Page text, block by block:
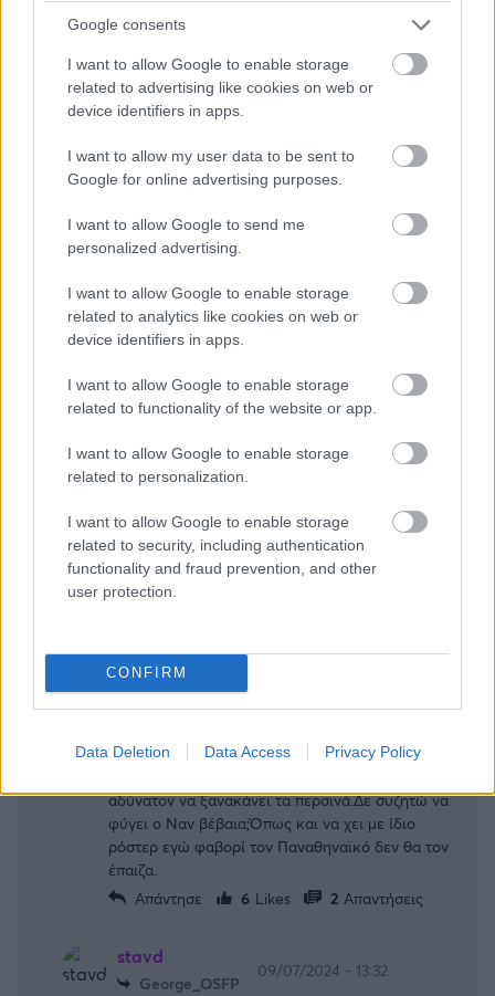
Google consents
I want to allow Google to enable storage
related to advertising like cookies on web or
device identifiers in apps.
I want to allow my user data to be sent to
Google for online advertising purposes.
I want to allow Google to send me
personalized advertising.
I want to allow Google to enable storage
related to analytics like cookies on web or
device identifiers in apps.
I want to allow Google to enable storage
related to functionality of the website or app.
I want to allow Google to enable storage
related to personalization.
I want to allow Google to enable storage
related to security, including authentication
functionality and fraud prevention, and other
user protection.
CONFIRM
Data Deletion Data Access Privacy Policy
μικρή διαφορά από τη Ρεάλ. Βέβαια εμείς τη
δουλίτσα μας, ταπεινά προχωράμε και πάμε για
άλλη μια μαγική χρονιά!
Απάντησε
12
George_OSFP
08/07/2024 - 18:57
Ο Παναθηναϊκός θα κάνει λάθος αν νομίζει πως
χωρίς συμαντικη ενίσχυση θα κάνει ότι έκανε
κατορθώματα του λέω ότι τη περασμένη σεζόν
πολλές συγκυρίες ήταν με το μέρος του.Στη
κανονική περίοδο της ευρωλιγκασ Βγήκατε
ακόμα θα είσαστε 5.Στα παιχνίδια με τη Μακάμπι
τραυματίστηκε στο πρώτο παιχνίδι ο καλύτερος
Παναθηναϊκό.π.χ.Και παρόλα αυτά είδες πως
κρίθηκε η σειρά.Στο final for στον ημιτελικό
και στον τελικό ένα ματς είναι.Ολα μπορούν να
συμβούν.Και ο Ολυμπιακός έχει κάνει θαύματα
παλιότερα σε τελικούς.Στους τελικούς στην
Ελλάδα ο Ολυμπιακός πρέπει να αφήσει 1 ψιλό
Ράις.Και έτσι ο Ολυμπιακός χάνει ίσως στο
μοναδικό σημείο που υπερτερούσε και παρόλα
αυτά οι τελικοί κρίθηκαν σε ένα καλαθι.Ο
ασταθής και 34.Ο Σλούκας 35.Ο Λεσόρ αν μείνει
αδύνατον να ξανακάνει τα περσινά.Δε συζητώ να
φύγει ο Ναν βέβαια;Όπως και να χει με ίδιο
ρόστερ εγώ φαβορί τον Παναθηναϊκό δεν θα τον
έπαιζα.
Απάντησε
6 Likes 2 Απαντήσεις
stavd
George_OSFP
09/07/2024 - 13:32